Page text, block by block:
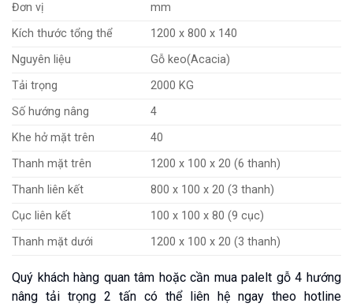
Đơn vị
mm
Kích thước tổng thể
1200 x 800 x 140
Nguyên liệu
Gỗ keo(Acacia)
Tải trọng
2000 KG
Số hướng nâng
4
Khe hở mặt trên
40
Thanh mặt trên
1200 x 100 x 20 (6 thanh)
Thanh liên kết
800 x 100 x 20 (3 thanh)
Cục liên kết
100 x 100 x 80 (9 cục)
Thanh mặt dưới
1200 x 100 x 20 (3 thanh)
Quý khách hàng quan tâm hoặc cần mua palelt gỗ 4 hướng
nâng tải trọng 2 tấn có thể liên hệ ngay theo hotline